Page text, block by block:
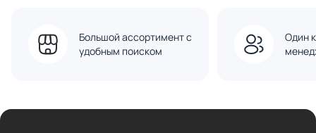
Большой ассортимент с
удобным поиском
Один